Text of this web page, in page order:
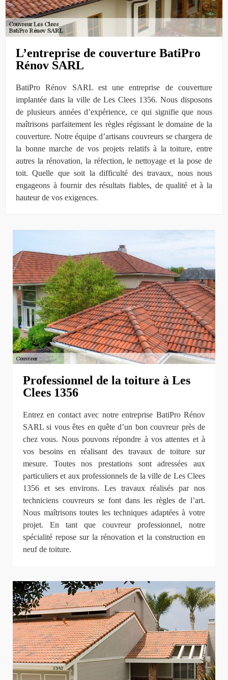
L’entreprise de couverture BatiPro
Rénov SARL
BatiPro Rénov SARL est une entreprise de couverture
implantée dans la ville de Les Clees 1356. Nous disposons
de plusieurs années d’expérience, ce qui signifie que nous
maîtrisons parfaitement les règles régissant le domaine de la
couverture. Notre équipe d’artisans couvreurs se chargera de
la bonne marche de vos projets relatifs à la toiture, entre
autres la rénovation, la réfection, le nettoyage et la pose de
toit. Quelle que soit la difficulté des travaux, nous nous
engageons à fournir des résultats fiables, de qualité et à la
hauteur de vos exigences.
Professionnel de la toiture à Les
Clees 1356
Entrez en contact avec notre entreprise BatiPro Rénov
SARL si vous êtes en quête d’un bon couvreur près de
chez vous. Nous pouvons répondre à vos attentes et à
vos besoins en réalisant des travaux de toiture sur
mesure. Toutes nos prestations sont adressées aux
particuliers et aux professionnels de la ville de Les Clees
1356 et ses environs. Les travaux réalisés par nos
techniciens couvreurs se font dans les règles de l’art.
Nous maîtrisons toutes les techniques adaptées à votre
projet. En tant que couvreur professionnel, notre
spécialité repose sur la rénovation et la construction en
neuf de toiture.